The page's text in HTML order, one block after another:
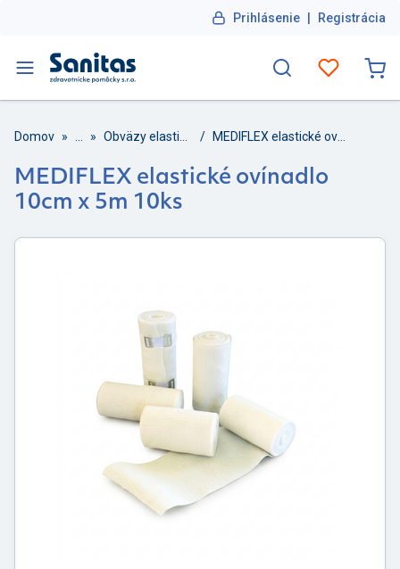
Prihlásenie | Registrácia
Domov » » /
MEDIFLEX elastické ovínadlo
10cm x 5m 10ks